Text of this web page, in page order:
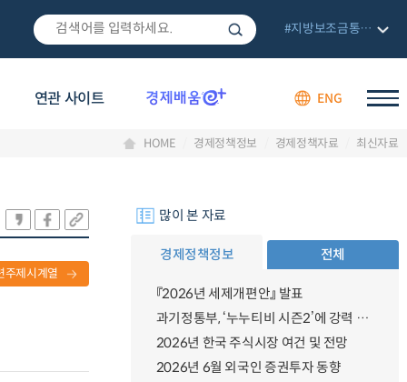
연관 사이트 ENG
#지방보조금통합관리망
HOME 경제정책정보 경제정책자료 최신자료
주제시계열
많이 본 자료
경제정책정보 전체
『2026년 세제개편안』 발표
과기정통부, ‘누누티비 시즌2’에 강력 대응 의지 밝혀
2026년 한국 주식시장 여건 및 전망
2026년 6월 외국인 증권투자 동향